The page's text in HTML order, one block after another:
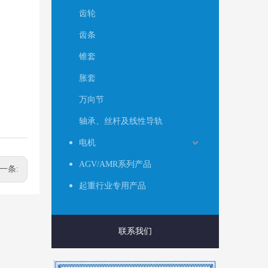
条:
齿轮
齿条
锥套
胀套
万向节
轴承、丝杆及线性导轨
电机
AGV/AMR系列产品
起重行业专用产品
联系我们